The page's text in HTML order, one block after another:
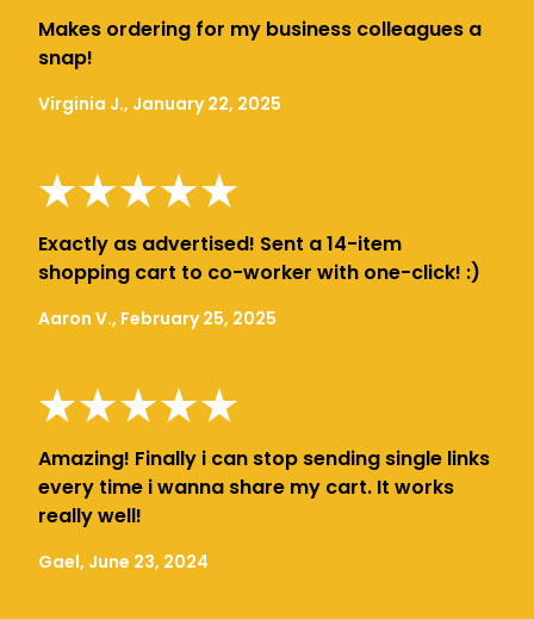
Makes ordering for my business colleagues a
snap!
Virginia J., January 22, 2025
Exactly as advertised! Sent a 14-item
shopping cart to co-worker with one-click! :)
Aaron V., February 25, 2025
Amazing! Finally i can stop sending single links
every time i wanna share my cart. It works
really well!
Gael, June 23, 2024